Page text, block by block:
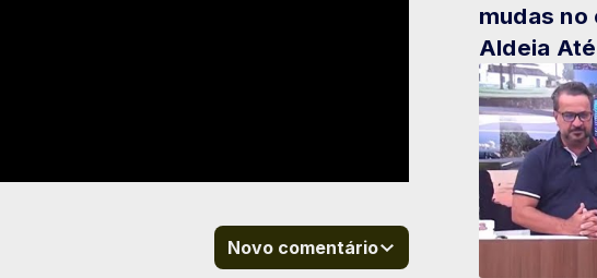
mudas no
Aldeia
Novo comentário